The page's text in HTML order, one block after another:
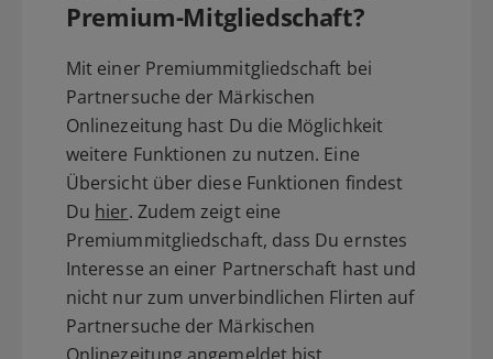
Premium-Mitgliedschaft?
Mit einer Premiummitgliedschaft bei
Partnersuche der Märkischen
Onlinezeitung hast Du die Möglichkeit
weitere Funktionen zu nutzen. Eine
Übersicht über diese Funktionen findest
Du hier. Zudem zeigt eine
Premiummitgliedschaft, dass Du ernstes
Interesse an einer Partnerschaft hast und
nicht nur zum unverbindlichen Flirten auf
Partnersuche der Märkischen